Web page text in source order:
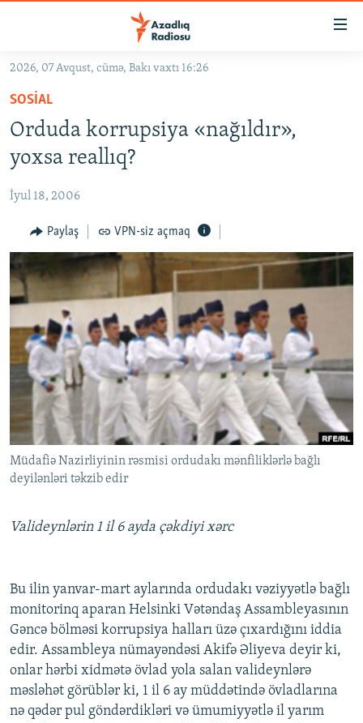
Əsas
qayıt
Əsas
qayıt
Axtarışa
keç
GÜNDƏM
#İZAHLA
KORRUPSIOMETR
FƏRQƏ BAX
QANUNI DOĞRU
ARAŞDIRMA
MULTIMEDIA
VIDEO
FOTOQALEREYA
İNFOQRAFIKA
KARIKATURA
RADIO ARXIV
OXU ZALI
AZƏRBAYCAN ƏDƏBIYYATI KITABXANASI
İSLAM VƏ DEMOKRATIYA
İZ - MƏDƏNIYYƏT PROQRAMI
HAQQIMIZDA
MISSIYAMIZ
PEŞƏ ETIKASI VƏ JURNALISTIKA STANDARTLARIMIZ
MATERIALLARIMIZDAN ISTIFADƏ
AZADLIQRADIOSU MOBIL TELEFONUNUZDA
XƏBƏR BÜLLETENLƏRIMIZ
BIZI IZLƏ
RFE/RL-in bütün saytları
2026, 07 Avqust, cümə, Bakı vaxtı 16:26
SOSIAL
Orduda korrupsiya «nağıldır»,
yoxsa reallıq?
İyul 18, 2006
Paylaş VPN-siz açmaq
Müdafiə Nazirliyinin rəsmisi ordudakı mənfiliklərlə bağlı
deyilənləri təkzib edir
Valideynlərin 1 il 6 ayda çəkdiyi xərc
Bu ilin yanvar-mart aylarında ordudakı vəziyyətlə bağlı
monitorinq aparan Helsinki Vətəndaş Assambleyasının
Gəncə bölməsi korrupsiya halları üzə çıxardığını iddia
edir. Assambleya nümayəndəsi Akifə Əliyeva deyir ki,
onlar hərbi xidmətə övlad yola salan valideynlərə
məsləhət görüblər ki, 1 il 6 ay müddətində övladlarına
nə qədər pul göndərdikləri və ümumiyyətlə il yarım